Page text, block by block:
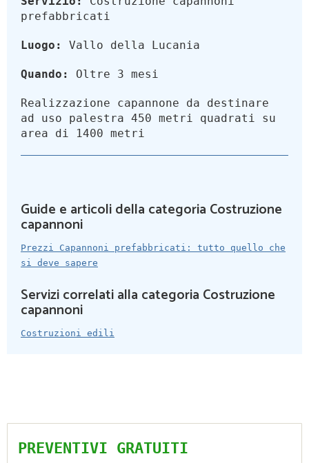
prefabbricati
Luogo: Vallo della Lucania
Quando: Oltre 3 mesi
Realizzazione capannone da destinare
ad uso palestra 450 metri quadrati su
area di 1400 metri
Guide e articoli della categoria Costruzione
capannoni
Prezzi Capannoni prefabbricati: tutto quello che
si deve sapere
Servizi correlati alla categoria Costruzione
capannoni
Costruzioni edili
PREVENTIVI GRATUITI